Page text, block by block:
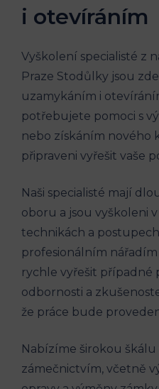
i otevíráním
Vyškolení specialisté z
Praze Stodůlky jsou
uzamykáním i
potřebujete pomoci s
nebo získáním nového
připraveni vyřešit vaše
Naši specialisté mají
oboru a jsou vyškoleni
technikách a
profesionálním
rychle vyřešit případné
odbornosti a
že práce bude
Nabízíme širokou škálu
zámečnictvím, včetně